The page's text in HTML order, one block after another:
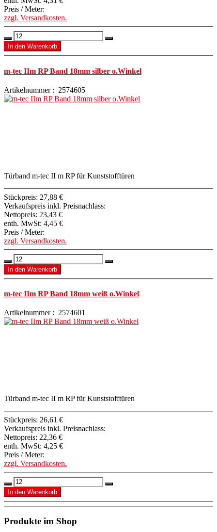
Preis / Meter:
zzgl. Versandkosten.
m-tec IIm RP Band 18mm silber o.Winkel
Artikelnummer : 2574605
Türband m-tec II m RP für Kunststofftüren
Stückpreis: 27,88 €
Verkaufspreis inkl. Preisnachlass:
Nettopreis: 23,43 €
enth. MwSt: 4,45 €
Preis / Meter:
zzgl. Versandkosten.
m-tec IIm RP Band 18mm weiß o.Winkel
Artikelnummer : 2574601
Türband m-tec II m RP für Kunststofftüren
Stückpreis: 26,61 €
Verkaufspreis inkl. Preisnachlass:
Nettopreis: 22,36 €
enth. MwSt: 4,25 €
Preis / Meter:
zzgl. Versandkosten.
Produkte im Shop